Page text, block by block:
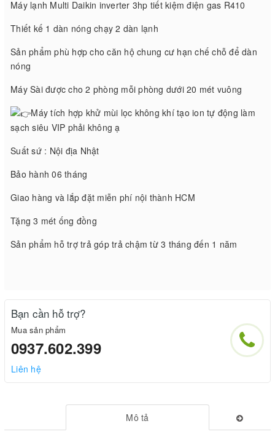
Máy lạnh Multi Daikin inverter 3hp tiết kiệm điện gas R410
Thiết kế 1 dàn nóng chạy 2 dàn lạnh
Sản phẩm phù hợp cho căn hộ chung cư hạn chế chỗ để dàn
nóng
Máy Sài được cho 2 phòng mỗi phòng dưới 20 mét vuông
Máy tích hợp khử mùi lọc không khí tạo ion tự động làm
sạch siêu VIP phải không ạ
Suất sứ : Nội địa Nhật
Bảo hành 06 tháng
Giao hàng và lắp đặt miễn phí nội thành HCM
Tặng 3 mét ống đồng
Sản phẩm hỗ trợ trả góp trả chậm từ 3 tháng đến 1 năm
Bạn cần hỗ trợ?
Mua sản phẩm
0937.602.399
Liên hệ
Mô tả